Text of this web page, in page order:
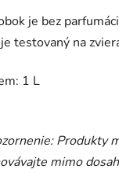
je bez
testovaný na
1 L
Produkty
mimo